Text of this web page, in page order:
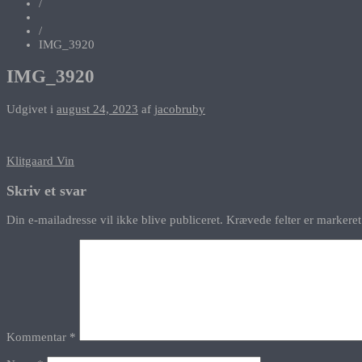
/
/
IMG_3920
IMG_3920
Udgivet i august 24, 2023 af jacobruby
Indlægsnavigation
Klitgaard Vin
Skriv et svar
Din e-mailadresse vil ikke blive publiceret. Krævede felter er
Kommentar *